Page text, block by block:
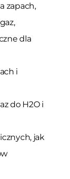
zapach,
dla
i
do H2O i
jak